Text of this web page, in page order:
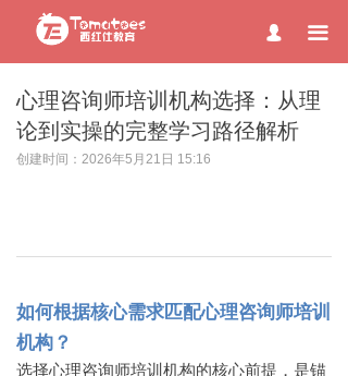
끀
넙
心理咨询师培训机构选择：从理
论到实操的完整学习路径解析
创建时间： 2026年5月21日 15:16
如何根据核心需求匹配心理咨询师培训
机构？
选择心理咨询师培训机构的核心前提，是锚